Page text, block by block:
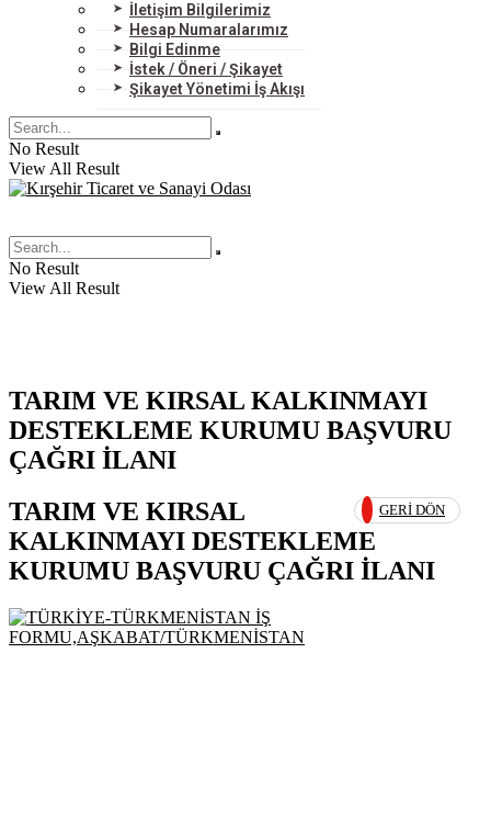
İletişim Bilgilerimiz
Hesap Numaralarımız
Bilgi Edinme
İstek / Öneri / Şikayet
Şikayet Yönetimi İş Akışı
No Result
View All Result
No Result
View All Result
TARIM VE KIRSAL KALKINMAYI
DESTEKLEME KURUMU BAŞVURU
ÇAĞRI İLANI
GERI DÖN
TARIM VE KIRSAL
KALKINMAYI DESTEKLEME
KURUMU BAŞVURU ÇAĞRI İLANI